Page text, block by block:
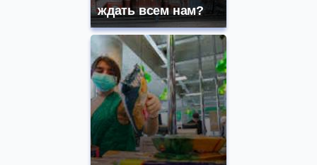
ждать всем нам?